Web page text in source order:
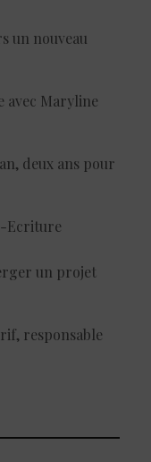
un nouveau
avec Maryline
deux ans pour
Ecriture
un projet
responsable